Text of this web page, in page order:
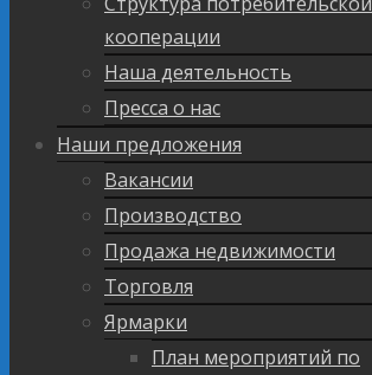
кооперации
Наша деятельность
Пресса о нас
Наши предложения
Вакансии
Производство
Продажа недвижимости
Торговля
Ярмарки
План мероприятий по